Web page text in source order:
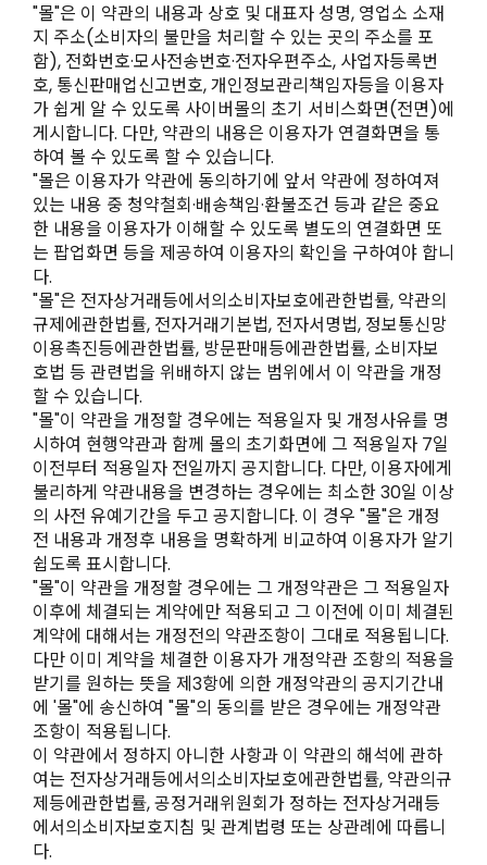
"몰"은 이 약관의 내용과 상호 및 대표자 성명, 영업소 소재
지 주소(소비자의 불만을 처리할 수 있는 곳의 주소를 포
함), 전화번호·모사전송번호·전자우편주소, 사업자등록번
호, 통신판매업신고번호, 개인정보관리책임자등을 이용자
가 쉽게 알 수 있도록 사이버몰의 초기 서비스화면(전면)에
게시합니다. 다만, 약관의 내용은 이용자가 연결화면을 통
하여 볼 수 있도록 할 수 있습니다.
"몰은 이용자가 약관에 동의하기에 앞서 약관에 정하여져
있는 내용 중 청약철회·배송책임·환불조건 등과 같은 중요
한 내용을 이용자가 이해할 수 있도록 별도의 연결화면 또
는 팝업화면 등을 제공하여 이용자의 확인을 구하여야 합니
다.
"몰"은 전자상거래등에서의소비자보호에관한법률, 약관의
규제에관한법률, 전자거래기본법, 전자서명법, 정보통신망
이용촉진등에관한법률, 방문판매등에관한법률, 소비자보
호법 등 관련법을 위배하지 않는 범위에서 이 약관을 개정
할 수 있습니다.
"몰"이 약관을 개정할 경우에는 적용일자 및 개정사유를 명
시하여 현행약관과 함께 몰의 초기화면에 그 적용일자 7일
이전부터 적용일자 전일까지 공지합니다. 다만, 이용자에게
불리하게 약관내용을 변경하는 경우에는 최소한 30일 이상
의 사전 유예기간을 두고 공지합니다. 이 경우 "몰"은 개정
전 내용과 개정후 내용을 명확하게 비교하여 이용자가 알기
쉽도록 표시합니다.
"몰"이 약관을 개정할 경우에는 그 개정약관은 그 적용일자
이후에 체결되는 계약에만 적용되고 그 이전에 이미 체결된
계약에 대해서는 개정전의 약관조항이 그대로 적용됩니다.
다만 이미 계약을 체결한 이용자가 개정약관 조항의 적용을
받기를 원하는 뜻을 제3항에 의한 개정약관의 공지기간내
에 '몰"에 송신하여 "몰"의 동의를 받은 경우에는 개정약관
조항이 적용됩니다.
이 약관에서 정하지 아니한 사항과 이 약관의 해석에 관하
여는 전자상거래등에서의소비자보호에관한법률, 약관의규
제등에관한법률, 공정거래위원회가 정하는 전자상거래등
에서의소비자보호지침 및 관계법령 또는 상관례에 따릅니
다.